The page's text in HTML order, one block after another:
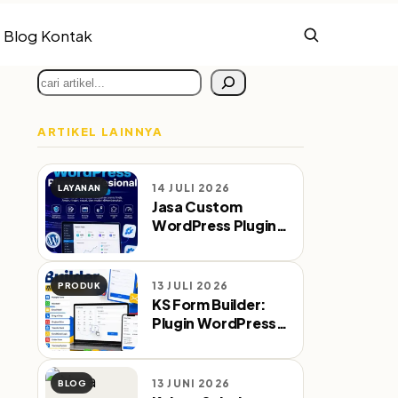
Blog Kontak
Cari
ARTIKEL LAINNYA
LAYANAN 14 JULI 2026
Jasa Custom
WordPress Plugin
2010
PRODUK 13 JULI 2026
KS Form Builder:
Plugin WordPress
dengan WA & Email
Notifikasi
BLOG 13 JUNI 2026